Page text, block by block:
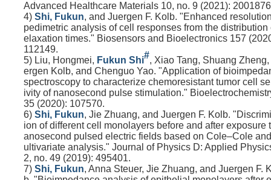
Advanced Healthcare Materials 10, no. 9 (2021):
4) Shi, Fukun, and Juergen F. Kolb. "Enhanced
pedimetric analysis of cell responses from the distribution
elaxation times." Biosensors and Bioelectronics 157
112149.
5) Liu, Hongmei, Fukun Shi#, Xiao Tang, Shuang Zheng,
ergen Kolb, and Chenguo Yao. "Application of
spectroscopy to characterize chemoresistant tumor cell
ivity of nanosecond pulse stimulation."
35 (2020): 107570.
6) Shi, Fukun, Jie Zhuang, and Juergen F. Kolb.
ion of different cell monolayers before and after exposure
anosecond pulsed electric fields based on Cole–Cole
ultivariate analysis." Journal of Physics D: Applied
2, no. 49 (2019): 495401.
7) Shi, Fukun, Anna Steuer, Jie Zhuang, and Juergen F.